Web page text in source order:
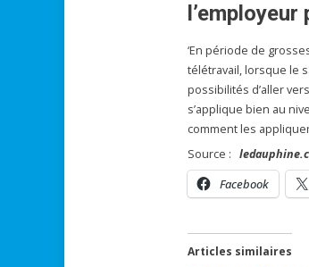
l’employeur
‘En période de
télétravail, lorsque le
possibilités d’aller
s’applique bien au
comment les
Source :
Facebook
Articles similaires